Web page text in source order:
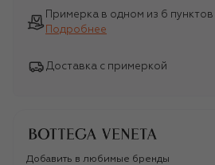
Примерка в одном из 6
Подробнее
Доставка с примеркой
Добавить в любимые бренды